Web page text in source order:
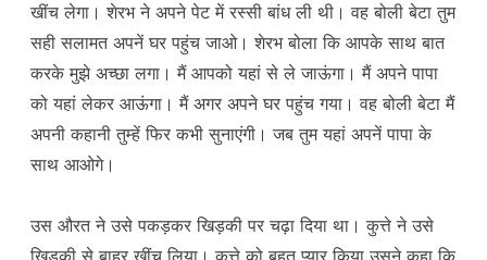
खींच लेगा। शेरभ ने अपने पेट में रस्सी बांध ली थी। वह बोली बेटा तुम
सही सलामत अपनें घर पहुंच जाओ। शेरभ बोला कि आपके साथ बात
करके मुझे अच्छा लगा। मैं आपको यहां से ले जाऊंगा। मैं अपने पापा
को यहां लेकर आऊंगा। मैं अगर अपने घर पहुंच गया। वह बोली बेटा मैं
अपनी कहानी तुम्हें फिर कभी सुनाएंगी। जब तुम यहां अपनें पापा के
साथ आओगे।
उस औरत ने उसे पकड़कर खिड़की पर चढ़ा दिया था। कुत्ते ने उसे